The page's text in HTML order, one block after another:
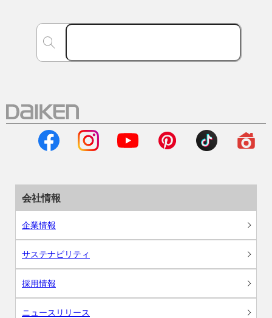
会社情報
企業情報
サステナビリティ
採用情報
ニュースリリース